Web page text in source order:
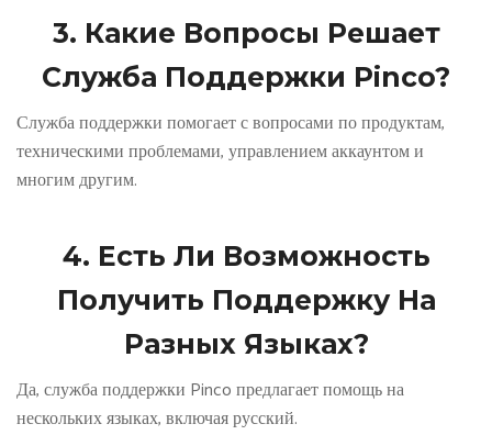
3. Какие Вопросы Решает
Служба Поддержки Pinco?
Служба поддержки помогает с вопросами по продуктам,
техническими проблемами, управлением аккаунтом и
многим другим.
4. Есть Ли Возможность
Получить Поддержку На
Разных Языках?
Да, служба поддержки Pinco предлагает помощь на
нескольких языках, включая русский.